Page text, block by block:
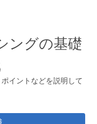
ングの基礎
イントなどを説明して